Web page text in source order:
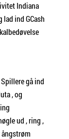
Indiana
ind GCash
gå ind
, og
ud , ring ,